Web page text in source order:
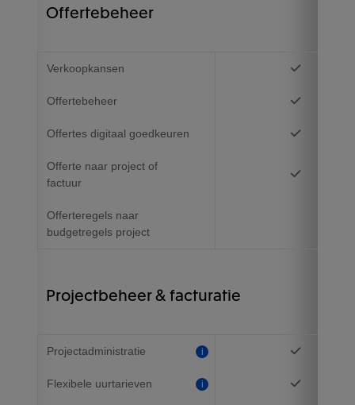
Offertebeheer
Verkoopkansen
Offertebeheer
Offertes digitaal goedkeuren
Offerte naar project of
factuur
Offerteregels naar
budgetregels project
Projectbeheer & facturatie
Projectadministratie i
Flexibele uurtarieven i